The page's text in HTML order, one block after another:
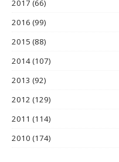
2017 (66)
2016 (99)
2015 (88)
2014(107)
2013 (92)
2012 (129)
2011 (114)
2010 (174)